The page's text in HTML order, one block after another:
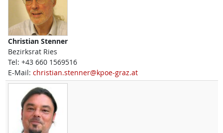
Christian Stenner
Bezirksrat Ries
Tel: +43 660 1569516
E-Mail: christian.stenner@kpoe-graz.at